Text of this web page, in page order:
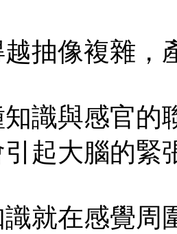
抽像複雜，
識與感官的
起大腦的緊
就在感覺周